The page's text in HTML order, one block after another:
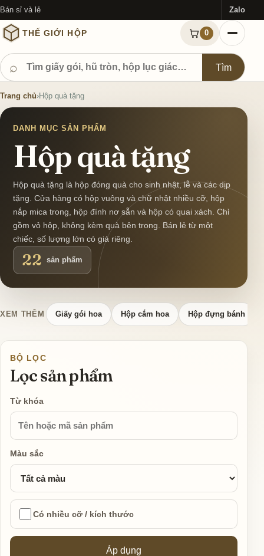
Bán sỉ và lẻ Zalo
THẾ GIỚI HỘP
Tìm sản phẩm
⌕ Tìm
0
Trang chủ›Hộp quà tặng
DANH MỤC SẢN PHẨM
Hộp quà tặng
Hộp quà tặng là hộp đóng quà cho sinh nhật, lễ và các dịp
tặng. Cửa hàng có hộp vuông và chữ nhật nhiều cỡ, hộp
nắp mica trong, hộp đính nơ sẵn và hộp có quai xách. Chỉ
gồm vỏ hộp, không kèm quà bên trong. Bán lẻ từ một
chiếc, số lượng lớn có giá riêng.
22 sản phẩm
XEM THÊM Giấy gói hoa Hộp cắm hoa Hộp đựng bánh
BỘ LỌC
Lọc sản phẩm
Từ khóa
Màu sắc
Có nhiều cỡ / kích thước
Áp dụng